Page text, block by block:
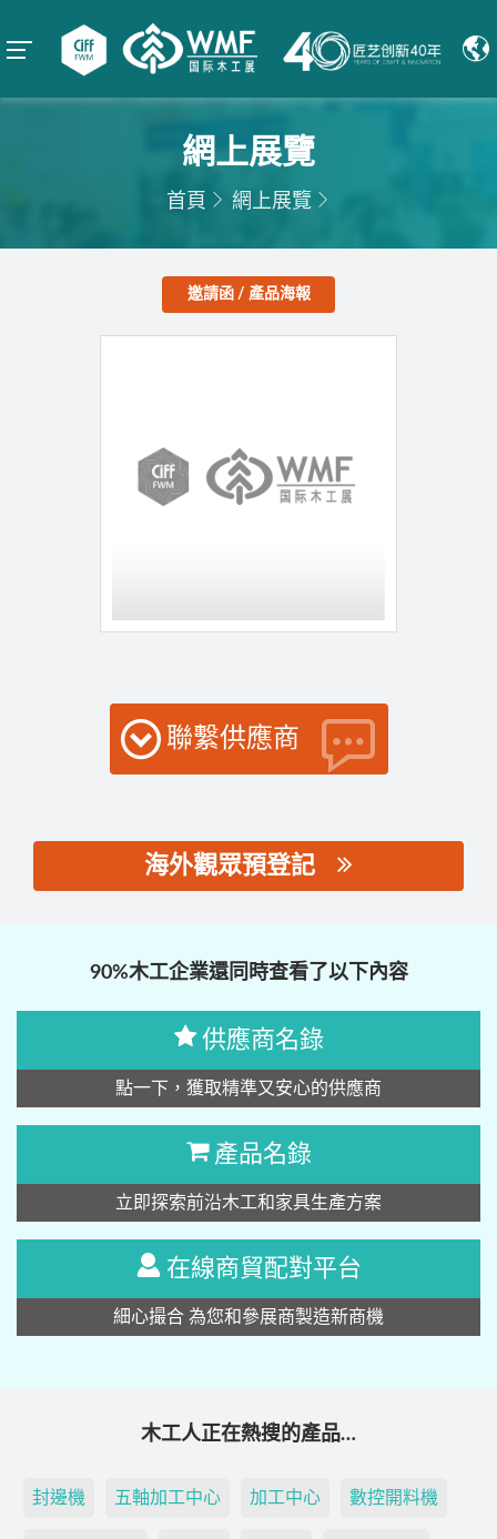
網上展覽
首頁 網上展覽
邀請函 / 產品海報
聯繫供應商
海外觀眾預登記
90%木工企業還同時查看了以下內容
供應商名錄
點一下，獲取精準又安心的供應商
產品名錄
立即探索前沿木工和家具生產方案
在線商貿配對平台
細心撮合 為您和參展商製造新商機
木工人正在熱搜的產品…
封邊機 五軸加工中心 加工中心 數控開料機